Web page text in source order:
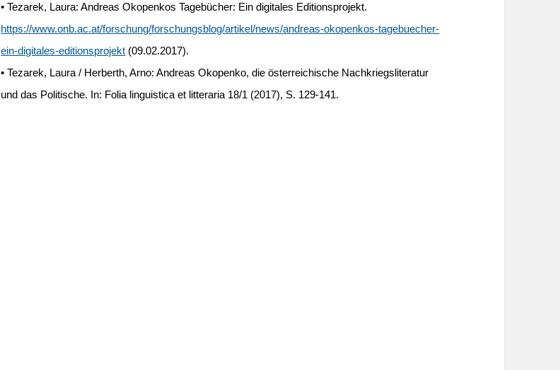
• Tezarek, Laura: Andreas Okopenkos Tagebücher: Ein digitales Editionsprojekt.
https://www.onb.ac.at/forschung/forschungsblog/artikel/news/andreas-okopenkos-tagebuecher-
ein-digitales-editionsprojekt (09.02.2017).
•Tezarek, Laura / Herberth, Arno: Andreas Okopenko, die österreichische Nachkriegsliteratur
und das Politische. In: Folia linguistica et litteraria 18/1 (2017), S. 129-141.